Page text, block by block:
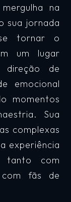
na
sua jornada
tornar o
um lugar
direção de
emocional
momentos
Sua
complexas
experiência
tanto com
com fãs de